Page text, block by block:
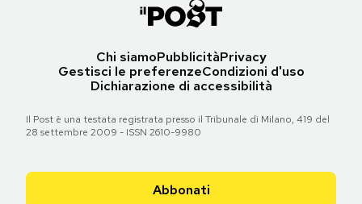
Chi siamoPubblicitàPrivacy
Gestisci le preferenzeCondizioni d'uso
Dichiarazione di accessibilità
Il Post è una testata registrata presso il Tribunale di Milano, 419 del
28 settembre 2009 - ISSN 2610-9980
Abbonati